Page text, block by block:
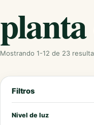
Mostrando 1-12 de 23
Filtros
Nivel de luz